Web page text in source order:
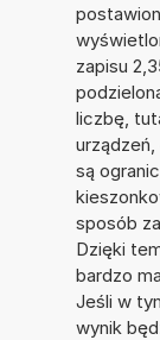
zapisu
liczbę,
są
sposób
Dzięki
bardzo
Jeśli w
wynik